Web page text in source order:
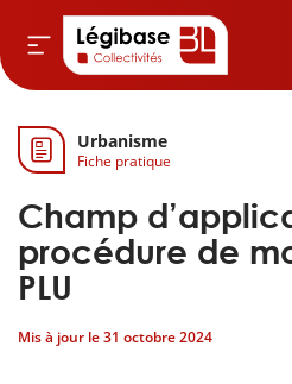
& Cimetières
& Élu local
Finances locales
Urbanisme
Fiche pratique
Champ
procédure de
PLU
Mis à jour le31 octobre 2024